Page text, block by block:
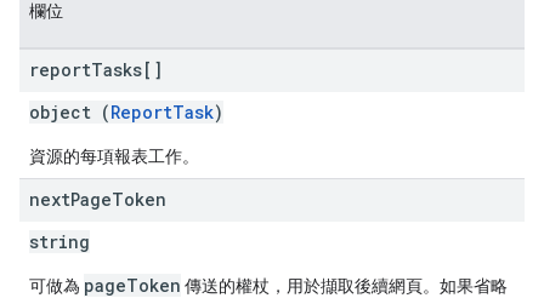
欄位
reportTasks[]
object (ReportTask)
資源的每項報表工作。
nextPageToken
string
可做為 pageToken 傳送的權杖，用於擷取後續網頁。如果省略